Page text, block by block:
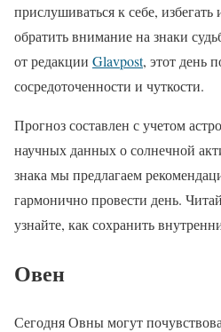
прислушиваться к себе,
обратить внимание на знаки
от редакции Glavpost, этот день
сосредоточенности и чуткости.
Прогноз составлен с учетом
научных данных о солнечной
знака мы предлагаем
гармонично провести день.
узнайте, как сохранить
Овен
Сегодня Овны могут